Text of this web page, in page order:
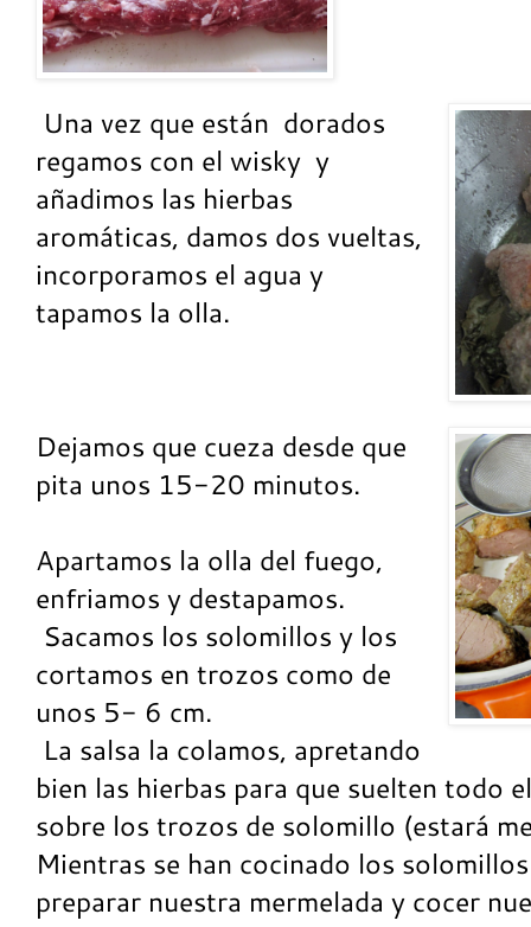
Una vez que están dorados
regamos con el wisky y
añadimos las hierbas
aromáticas, damos dos vueltas,
incorporamos el agua y
tapamos la olla.
Dejamos que cueza desde que
pita unos 15-20 minutos.
Apartamos la olla del fuego,
enfriamos y destapamos.
Sacamos los solomillos y los
cortamos en trozos como de
unos 5- 6 cm.
La salsa la colamos, apretando
bien las hierbas para que suelten todo
sobre los trozos de solomillo (estará
Mientras se han cocinado los
preparar nuestra mermelada y cocer